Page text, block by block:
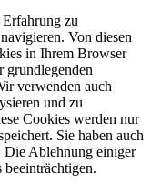
zu
Von diesen
in Ihrem Browser
grundlegenden
verwenden auch
und zu
Cookies werden nur
Sie haben auch
Die Ablehnung einiger